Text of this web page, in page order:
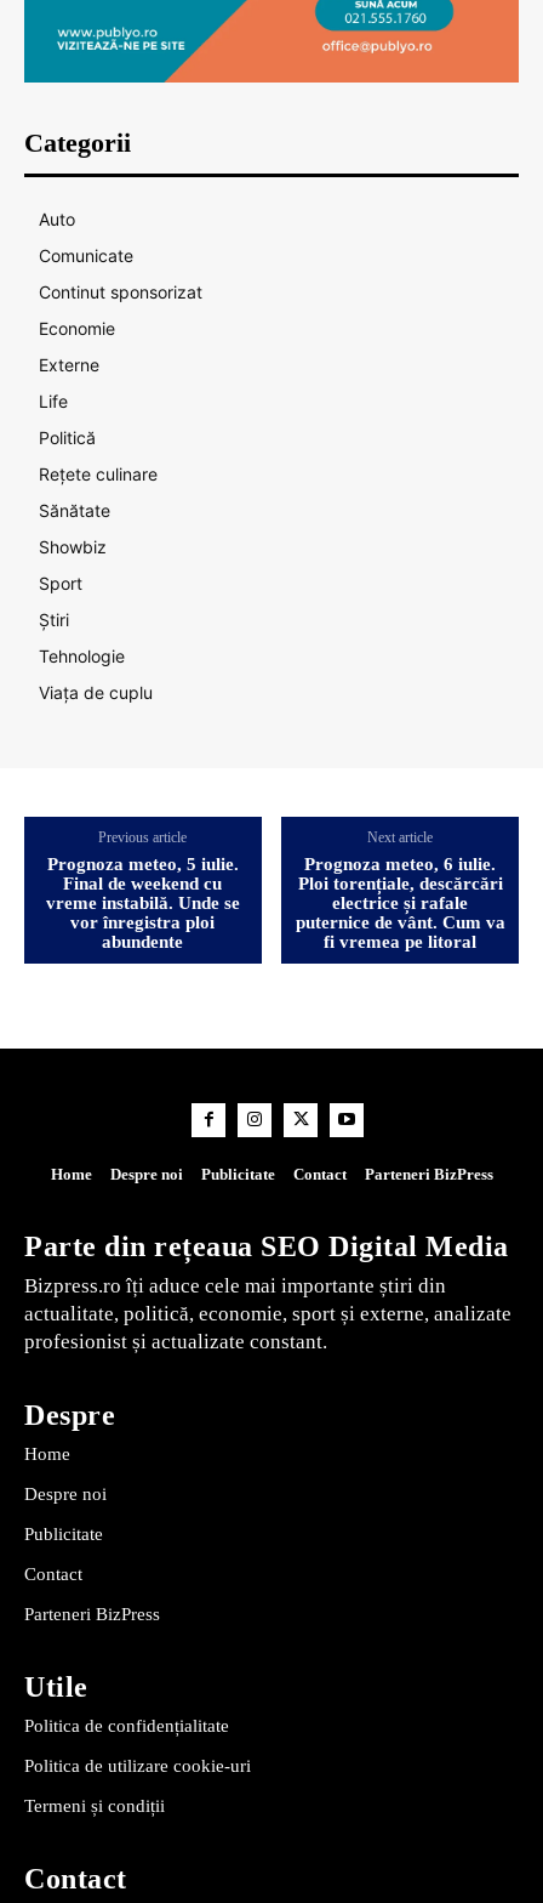
Categorii
Auto
Comunicate
Continut sponsorizat
Economie
Externe
Life
Politică
Rețete culinare
Sănătate
Showbiz
Sport
Știri
Tehnologie
Viața de cuplu
Previous article
Prognoza meteo, 5 iulie.
Final de weekend cu
vreme instabilă. Unde se
vor înregistra ploi
abundente
Next article
Prognoza meteo, 6 iulie.
Ploi torențiale, descărcări
electrice și rafale
puternice de vânt. Cum va
fi vremea pe litoral
Home Despre noi Publicitate Contact Parteneri BizPress
Parte din rețeaua SEO Digital Media
Bizpress.ro îți aduce cele mai importante știri din
actualitate, politică, economie, sport și externe, analizate
profesionist și actualizate constant.
Despre
Home
Despre noi
Publicitate
Contact
Parteneri BizPress
Utile
Politica de confidențialitate
Politica de utilizare cookie-uri
Termeni și condiții
Contact